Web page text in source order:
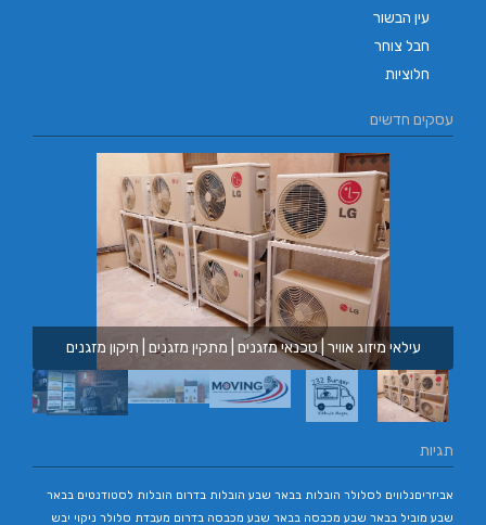
עין הבשור
חבל צוחר
חלוציות
עסקים חדשים
עילאי מיזוג אוויר | טכנאי מזגנים | מתקין מזגנים | תיקון מזגנים
תגיות
אביזריםנלווים לסלולר הובלות בבאר שבע הובלות בדרום הובלות לסטודנטים בבאר
שבע מוביל בבאר שבע מכבסה בבאר שבע מכבסה בדרום מעבדת סלולר ניקוי יבש